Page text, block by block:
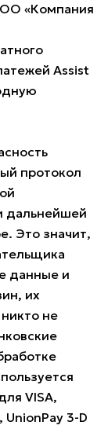
«Компания
Assist
протокол
дальнейшей
Это значит,
данные и
их
не
VISA,
3-D